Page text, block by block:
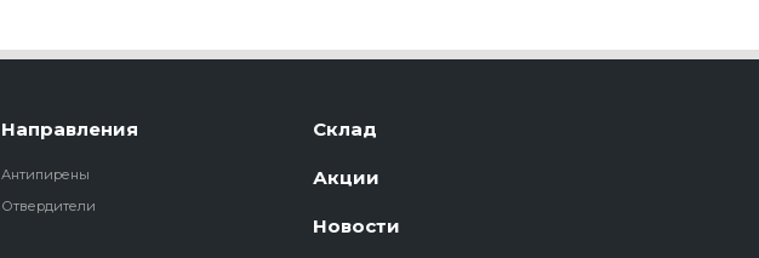
Направления
Антипирены
Отвердители
Склад
Акции
Новости